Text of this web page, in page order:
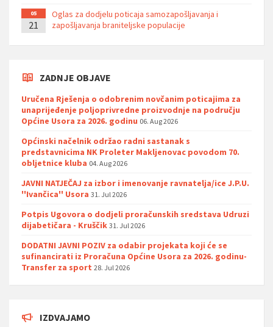
05
21
Oglas za dodjelu poticaja samozapošljavanja i
zapošljavanja braniteljske populacije
ZADNJE OBJAVE
Uručena Rješenja o odobrenim novčanim poticajima za
unaprijeđenje poljoprivredne proizvodnje na području
Općine Usora za 2026. godinu 06. Aug 2026
Općinski načelnik održao radni sastanak s
predstavnicima NK Proleter Makljenovac povodom 70.
obljetnice kluba 04. Aug 2026
JAVNI NATJEČAJ za izbor i imenovanje ravnatelja/ice J.P.U.
''Ivančica'' Usora 31. Jul 2026
Potpis Ugovora o dodjeli proračunskih sredstava Udruzi
dijabetičara - Kruščik 31. Jul 2026
DODATNI JAVNI POZIV za odabir projekata koji će se
sufinancirati iz Proračuna Općine Usora za 2026. godinu-
Transfer za sport 28. Jul 2026
IZDVAJAMO